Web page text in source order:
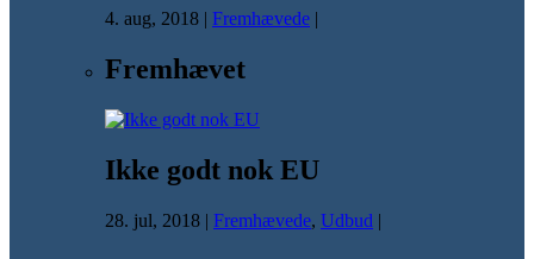
4. aug, 2018 | Fremhævede |
Fremhævet
Ikke godt nok EU
28. jul, 2018 | Fremhævede, Udbud |